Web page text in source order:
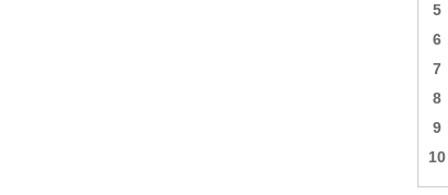
5
6
7
8
9
10